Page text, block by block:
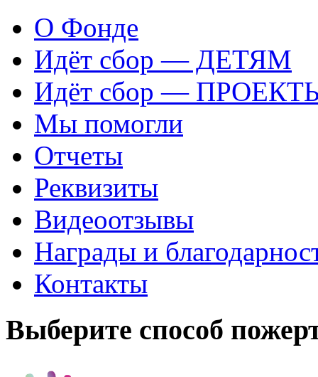
О Фонде
Идёт сбор — ДЕТЯМ
Идёт сбор —
Мы помогли
Отчеты
Реквизиты
Видеоотзывы
Награды и
Контакты
Выберите способ